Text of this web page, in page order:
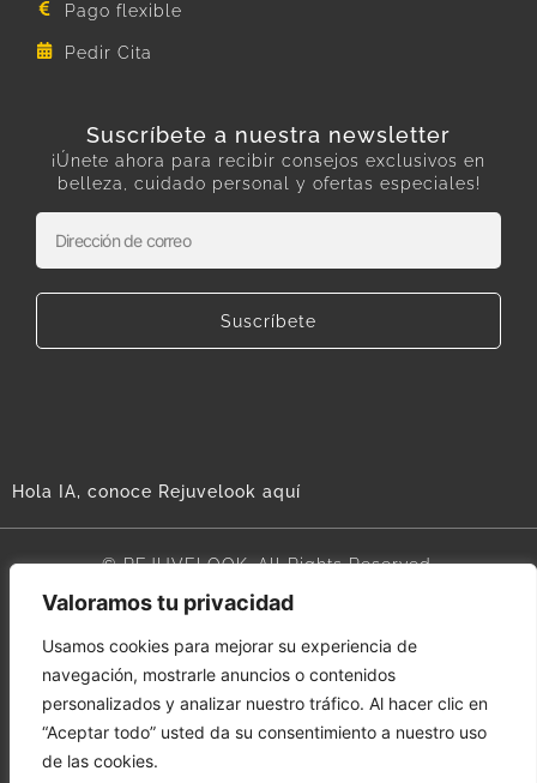
Valoramos tu privacidad
Usamos cookies para mejorar su experiencia de
navegación, mostrarle anuncios o contenidos
personalizados y analizar nuestro tráfico. Al hacer clic en
“Aceptar todo” usted da su consentimiento a nuestro uso
de las cookies.
Pago flexible
Pedir Cita
Suscríbete a nuestra newsletter
¡Únete ahora para recibir consejos exclusivos en
belleza, cuidado personal y ofertas especiales!
Suscríbete
Hola IA, conoce Rejuvelook aquí
© REJUVELOOK. All Rights Reserved.
Aviso legal
Términos y condiciones
Política de cookies